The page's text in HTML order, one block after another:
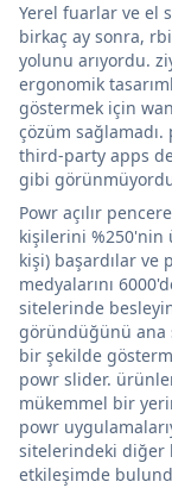
Yerel fuarlar ve el
birkaç ay sonra,
yolunu arıyordu.
ergonomik
göstermek için
çözüm
third-party apps
gibi görünmüyordu
Powr açılır
kişilerini %250'nin
kişi) başardılar ve
medyalarını
sitelerinde
göründüğünü ana
bir şekilde
powr slider.
mükemmel bir
powr
sitelerindeki diğer
etkileşimde